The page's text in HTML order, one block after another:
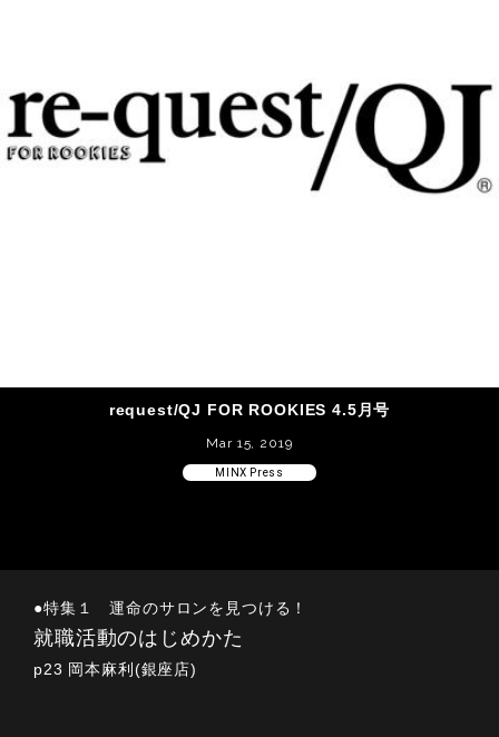
request/QJ FOR ROOKIES 4.5月号
Mar 15, 2019
MINX Press
●特集１ 運命のサロンを見つける！
就職活動のはじめかた
p23 岡本麻利(銀座店)